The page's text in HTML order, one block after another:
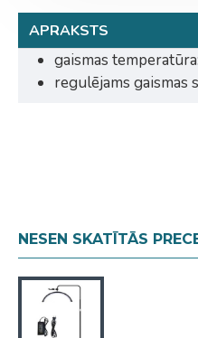
APRAKSTS
gaismas
regulējams gaismas
NESEN SKATĪTĀS